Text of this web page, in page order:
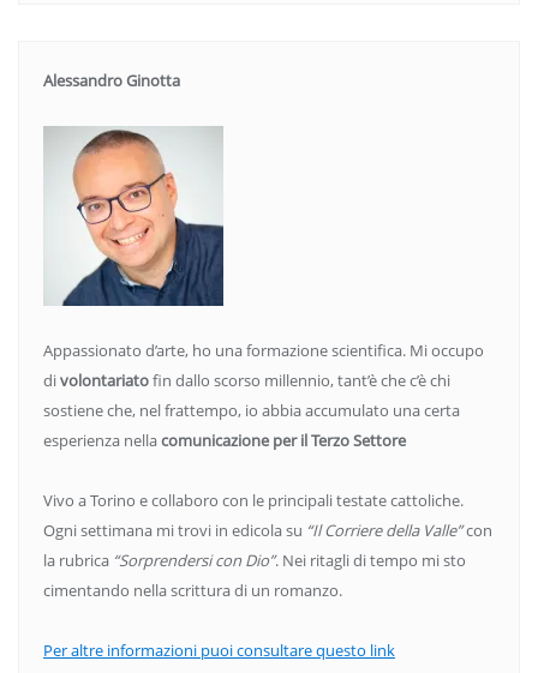
Alessandro Ginotta
Appassionato d’arte, ho una formazione scientifica. Mi occupo
divolontariatofin dallo scorso millennio, tant’è che c’è chi
sostiene che, nel frattempo, io abbia accumulato una certa
esperienza nellacomunicazione per il Terzo Settore
Vivo a Torino e collaboro con le principali testate cattoliche.
Ogni settimana mi trovi in edicola su “Il Corriere della Valle”con
la rubrica “Sorprendersi con Dio”. Nei ritagli di tempo mi sto
cimentando nella scrittura di un romanzo.
Per altre informazioni puoi consultare questo link